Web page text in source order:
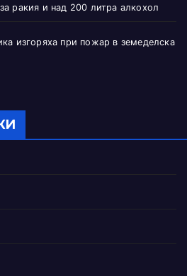
ракия и над 200 литра алкохол
изгоряха при пожар в земеделска